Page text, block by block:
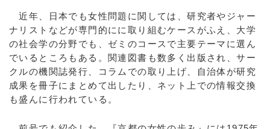
近年、日本でも女性問題に関しては、研究者やジャー
ナリストなどが専門的にに取り組むケースがふえ、大学
の社会学の分野でも、ゼミのコースで主要テーマに選ん
でいるところもある。関連図書も数多く出版され、サー
クルの機関誌発行、コラムでの取り上げ、自治体が研究
成果を冊子にまとめて出したり、ネット上での情報交換
も盛んに行われている。